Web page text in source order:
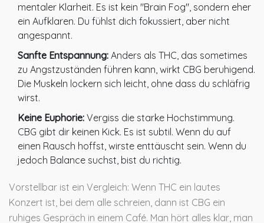
mentaler Klarheit. Es ist kein "Brain Fog", sondern eher
ein Aufklaren. Du fühlst dich fokussiert, aber nicht
angespannt.
Sanfte Entspannung: Anders als THC, das sometimes
zu Angstzuständen führen kann, wirkt CBG beruhigend.
Die Muskeln lockern sich leicht, ohne dass du schläfrig
wirst.
Keine Euphorie: Vergiss die starke Hochstimmung.
CBG gibt dir keinen Kick. Es ist subtil. Wenn du auf
einen Rausch hoffst, wirste enttäuscht sein. Wenn du
jedoch Balance suchst, bist du richtig.
Vorstellbar ist ein Vergleich: Wenn THC ein lautes
Konzert ist, bei dem alle schreien, dann ist CBG ein
ruhiges Gespräch in einem Café. Man hört alles klar, man